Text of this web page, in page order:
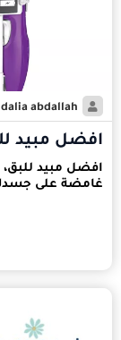
dalia abdallah
افضل مبيد للبق في 2025:
افضل مبيد
غامضة على